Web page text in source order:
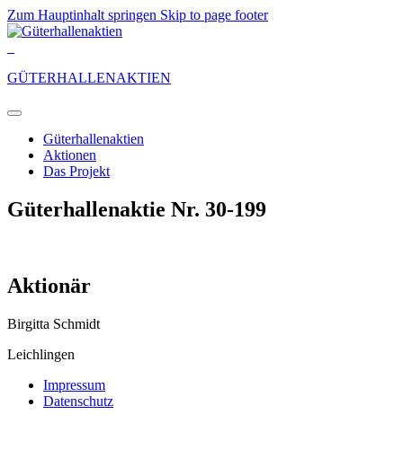
Zum Hauptinhalt springen Skip to page footer
GÜTERHALLENAKTIEN
Güterhallenaktien
Aktionen
Das Projekt
Güterhallenaktie Nr. 30-199
Aktionär
Birgitta Schmidt
Leichlingen
Impressum
Datenschutz